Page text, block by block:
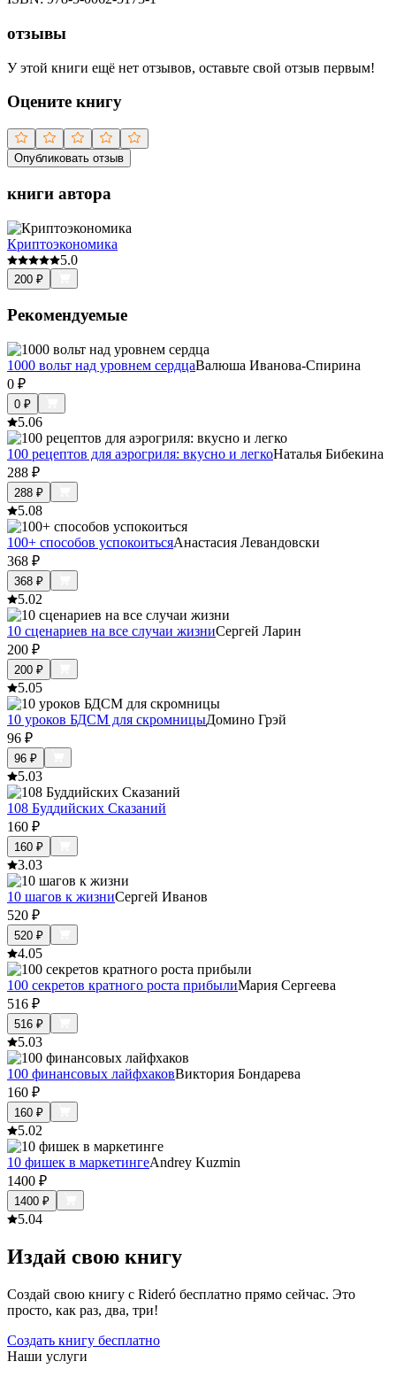
отзывы
У этой книги ещё нет отзывов, оставьте свой отзыв первым!
Оцените книгу
Опубликовать отзыв
книги автора
Криптоэкономика
5.0
200 ₽
Рекомендуемые
1000 вольт над уровнем сердцаВалюша Иванова-Спирина
0 ₽
0 ₽
5.06
100 рецептов для аэрогриля: вкусно и легкоНаталья Бибекина
288 ₽
288 ₽
5.08
100+ способов успокоитьсяАнастасия Левандовски
368 ₽
368 ₽
5.02
10 сценариев на все случаи жизниСергей Ларин
200 ₽
200 ₽
5.05
10 уроков БДСМ для скромницыДомино Грэй
96 ₽
96 ₽
5.03
108 Буддийских Сказаний
160 ₽
160 ₽
3.03
10 шагов к жизниСергей Иванов
520 ₽
520 ₽
4.05
100 секретов кратного роста прибылиМария Сергеева
516 ₽
516 ₽
5.03
100 финансовых лайфхаковВиктория Бондарева
160 ₽
160 ₽
5.02
10 фишек в маркетингеAndrey Kuzmin
1400 ₽
1400 ₽
5.04
Издай свою книгу
Создай свою книгу с Rideró бесплатно прямо сейчас. Это
просто, как раз, два, три!
Создать книгу бесплатно
Наши услуги